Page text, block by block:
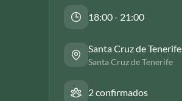
18:00 - 21:00
Santa Cruz de Tenerife
Santa Cruz de Tenerife
2 confirmados